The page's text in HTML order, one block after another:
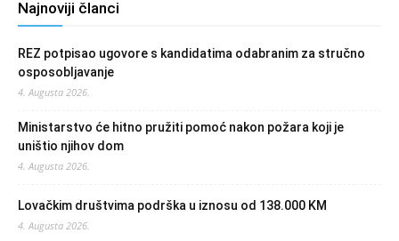
Najnoviji članci
REZ potpisao ugovore s kandidatima odabranim za stručno
osposobljavanje
4. Augusta 2026.
Ministarstvo će hitno pružiti pomoć nakon požara koji je
uništio njihov dom
4. Augusta 2026.
Lovačkim društvima podrška u iznosu od 138.000 KM
4. Augusta 2026.